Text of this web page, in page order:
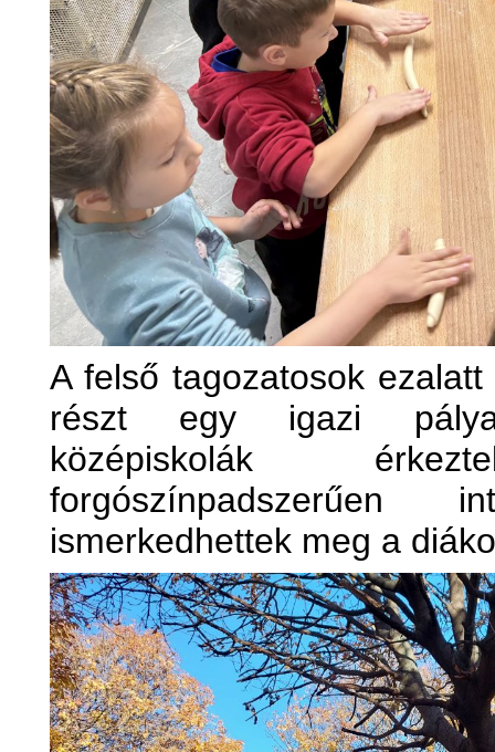
A felső tagozatosok
részt egy igazi
középiskolák
forgószínpadszerűen
ismerkedhettek meg a